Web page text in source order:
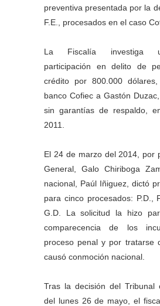
preventiva presentada por la
F.E., procesados en el caso
La Fiscalía investiga
participación en delito de
crédito por 800.000
banco Cofiec a Gastón
sin garantías de respaldo,
2011.
El 24 de marzo del 2014, por
General, Galo Chiriboga
nacional, Paúl Iñiguez, dictó
para cinco procesados: P.D.,
G.D. La solicitud la hizo
comparecencia de los
proceso penal y por tratarse
causó conmoción nacional.
Tras la decisión del Tribunal
del lunes 26 de mayo, el